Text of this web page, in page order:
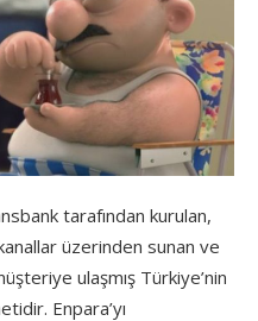
tarafından kurulan,
üzerinden sunan ve
ulaşmış Türkiye’nin
Enpara’yı